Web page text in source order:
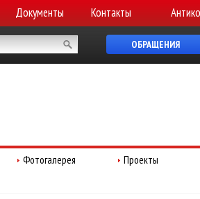
Документы Контакты
ОБРАЩЕНИЯ
Фотогалерея Проекты